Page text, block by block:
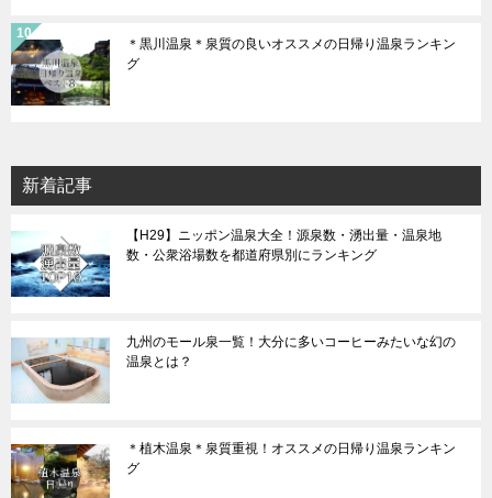
＊黒川温泉＊泉質の良いオススメの日帰り温泉ランキン
グ
新着記事
【H29】ニッポン温泉大全！源泉数・湧出量・温泉地
数・公衆浴場数を都道府県別にランキング
九州のモール泉一覧！大分に多いコーヒーみたいな幻の
温泉とは？
＊植木温泉＊泉質重視！オススメの日帰り温泉ランキン
グ